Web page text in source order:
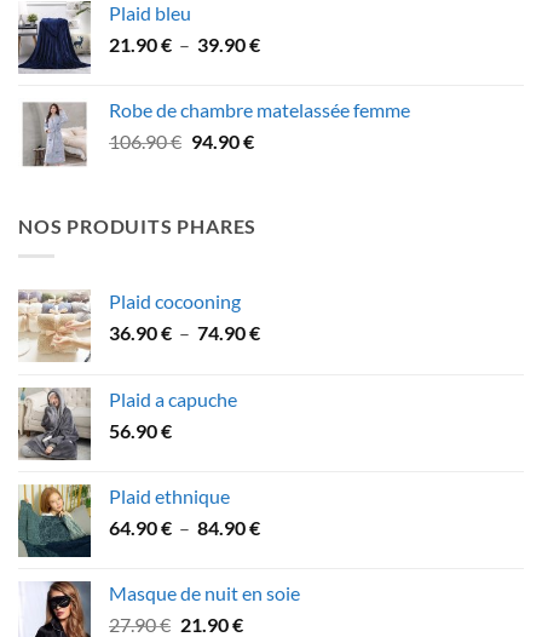
était :
99.90 €.89.90 €.
Plaid bleu
21.90€ – 39.90€Plage
21.90 €
Robe de chambre matelassée femme
106.90€ Le
était :
94.90€Le
est :
NOS PRODUITS PHARES
Plaid cocooning
36.90€ – 74.90€Plage
Plaid a capuche
56.90€
Plaid ethnique
64.90€ – 84.90€Plage
64.90 €
Masque de nuit en soie
27.90€ Le
21.90€Le